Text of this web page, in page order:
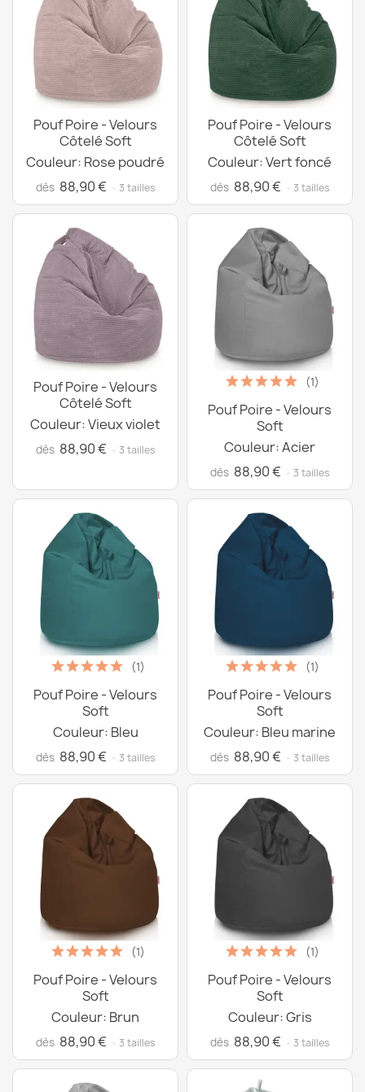
Pouf Poire - Velours
Côtelé Soft
Couleur: Rose poudré
dès 88,90 € · 3 tailles
Pouf Poire - Velours
Côtelé Soft
Couleur: Vert foncé
dès 88,90 € · 3 tailles
Pouf Poire - Velours
Côtelé Soft
Couleur: Vieux violet
dès 88,90 € · 3 tailles
(1)
Pouf Poire - Velours
Soft
Couleur: Acier
dès 88,90 € · 3 tailles
(1)
Pouf Poire - Velours
Soft
Couleur: Bleu
dès 88,90 € · 3 tailles
(1)
Pouf Poire - Velours
Soft
Couleur: Bleu marine
dès 88,90 € · 3 tailles
(1)
Pouf Poire - Velours
Soft
Couleur: Brun
dès 88,90 € · 3 tailles
(1)
Pouf Poire - Velours
Soft
Couleur: Gris
dès 88,90 € · 3 tailles